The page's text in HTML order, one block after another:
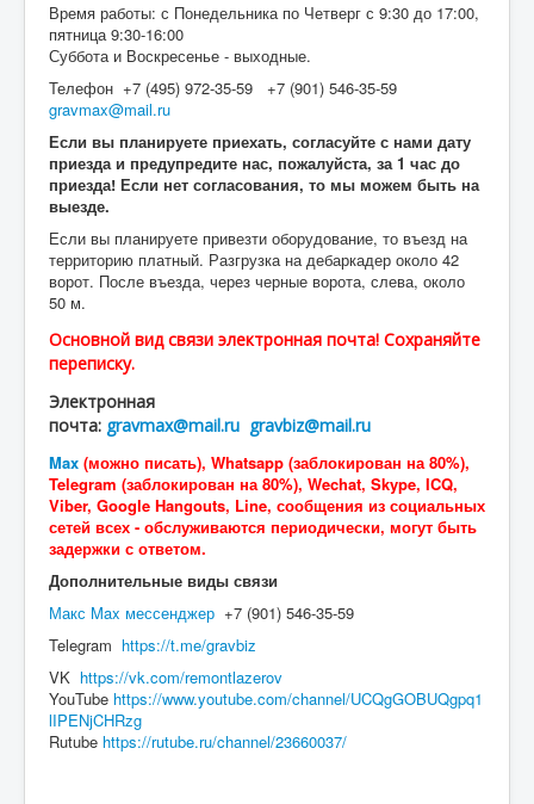
Время работы: с Понедельника по Четверг с 9:30 до 17:00,
пятница 9:30-16:00
Суббота и Воскресенье - выходные.
Телефон +7 (495) 972-35-59 +7 (901) 546-35-59
gravmax@mail.ru
Если вы планируете приехать, согласуйте с нами дату
приезда и предупредите нас, пожалуйста, за 1 час до
приезда! Если нет согласования, то мы можем быть на
выезде.
Если вы планируете привезти оборудование, то въезд на
территорию платный. Разгрузка на дебаркадер около 42
ворот. После въезда, через черные ворота, слева, около
50 м.
Основной вид связи электронная почта! Сохраняйте
переписку.
Электронная
почта: gravmax@mail.ru gravbiz@mail.ru
Max (можно писать), Whatsapp (заблокирован на 80%),
Telegram (заблокирован на 80%), Wechat, Skype, ICQ,
Viber, Google Hangouts, Line, сообщения из социальных
сетей всех - обслуживаются периодически, могут быть
задержки с ответом.
Дополнительные виды связи
Макс Max мессенджер +7 (901) 546-35-59
Telegram https://t.me/gravbiz
VK https://vk.com/remontlazerov
YouTube https://www.youtube.com/channel/UCQgGOBUQgpq1
lIPENjCHRzg
Rutube https://rutube.ru/channel/23660037/